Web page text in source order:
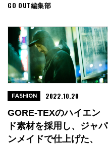
GO OUT編集部
GORE-TEXのハイエン
ド素材を採用し、ジャパ
ンメイドで仕上げた、
FASHION 2022.10.20